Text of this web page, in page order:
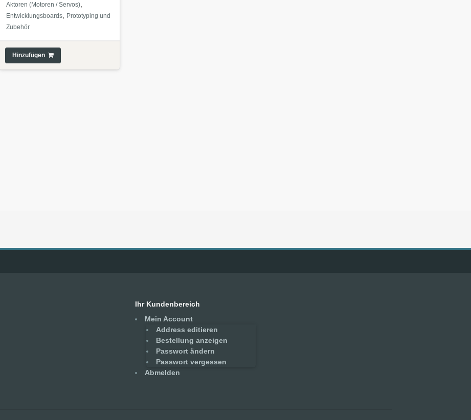
Aktoren (Motoren / Servos)
Entwicklungsboards
Prototyping und
Zubehör
Hinzufügen
Ihr Kundenbereich
Mein Account
Address editieren
Bestellung anzeigen
Passwort ändern
Passwort vergessen
Abmelden